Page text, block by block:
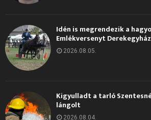
Idén is megrendezik a
Emlékversenyt
2026.08.05.
Kigyulladt a tarló
lángolt
2026.08.04.